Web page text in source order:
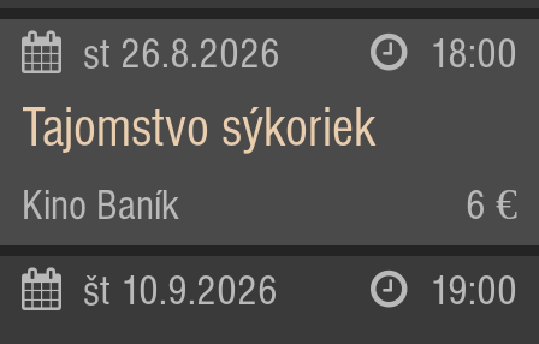
st 26.8.2026 18:00
Tajomstvo sýkoriek
Kino Baník 6 €
št 10.9.2026 19:00